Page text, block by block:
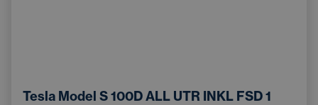
Tesla Model S 100D ALL UTR INKL FSD 1